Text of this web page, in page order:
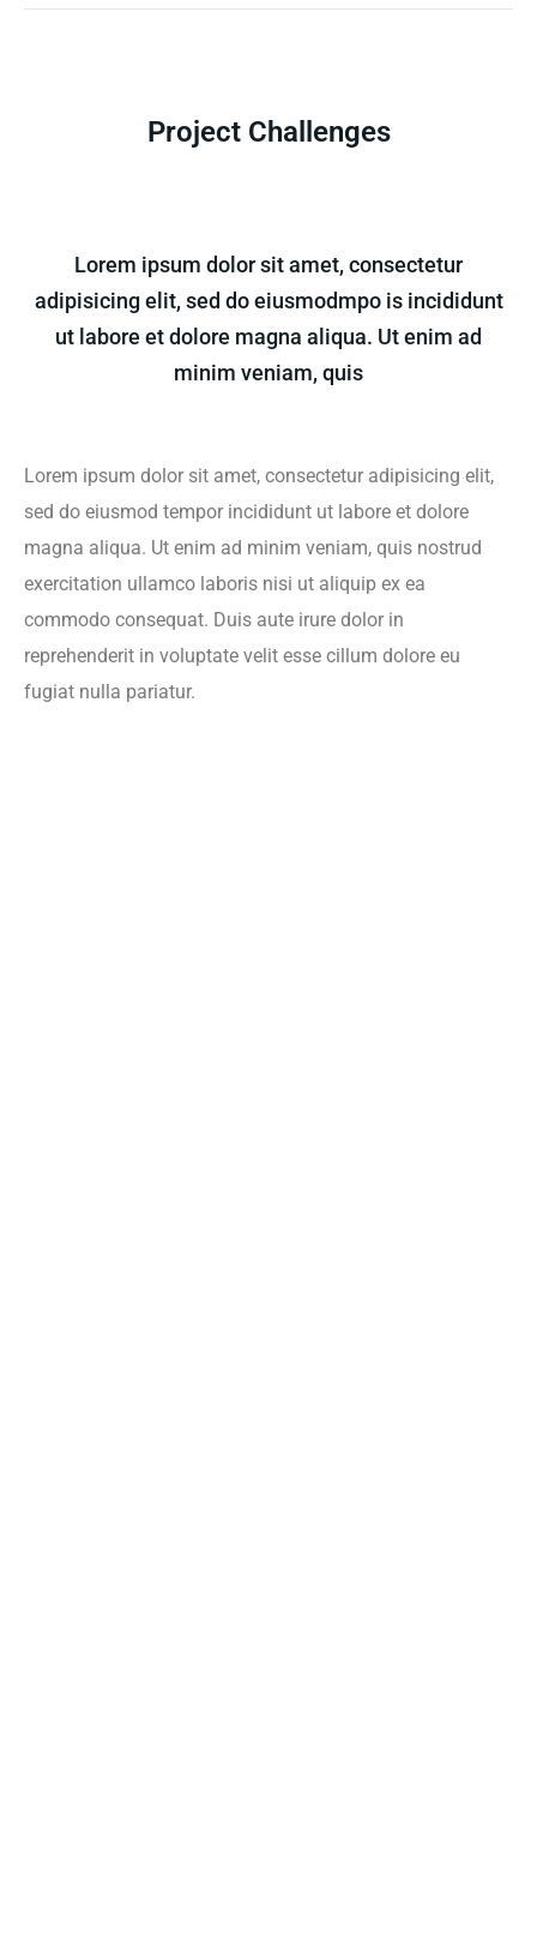
Project Challenges
Lorem ipsum dolor sit amet, consectetur
adipisicing elit, sed do eiusmodmpo is incididunt
ut labore et dolore magna aliqua. Ut enim ad
minim veniam, quis
Lorem ipsum dolor sit amet, consectetur adipisicing elit,
sed do eiusmod tempor incididunt ut labore et dolore
magna aliqua. Ut enim ad minim veniam, quis nostrud
exercitation ullamco laboris nisi ut aliquip ex ea
commodo consequat. Duis aute irure dolor in
reprehenderit in voluptate velit esse cillum dolore eu
fugiat nulla pariatur.